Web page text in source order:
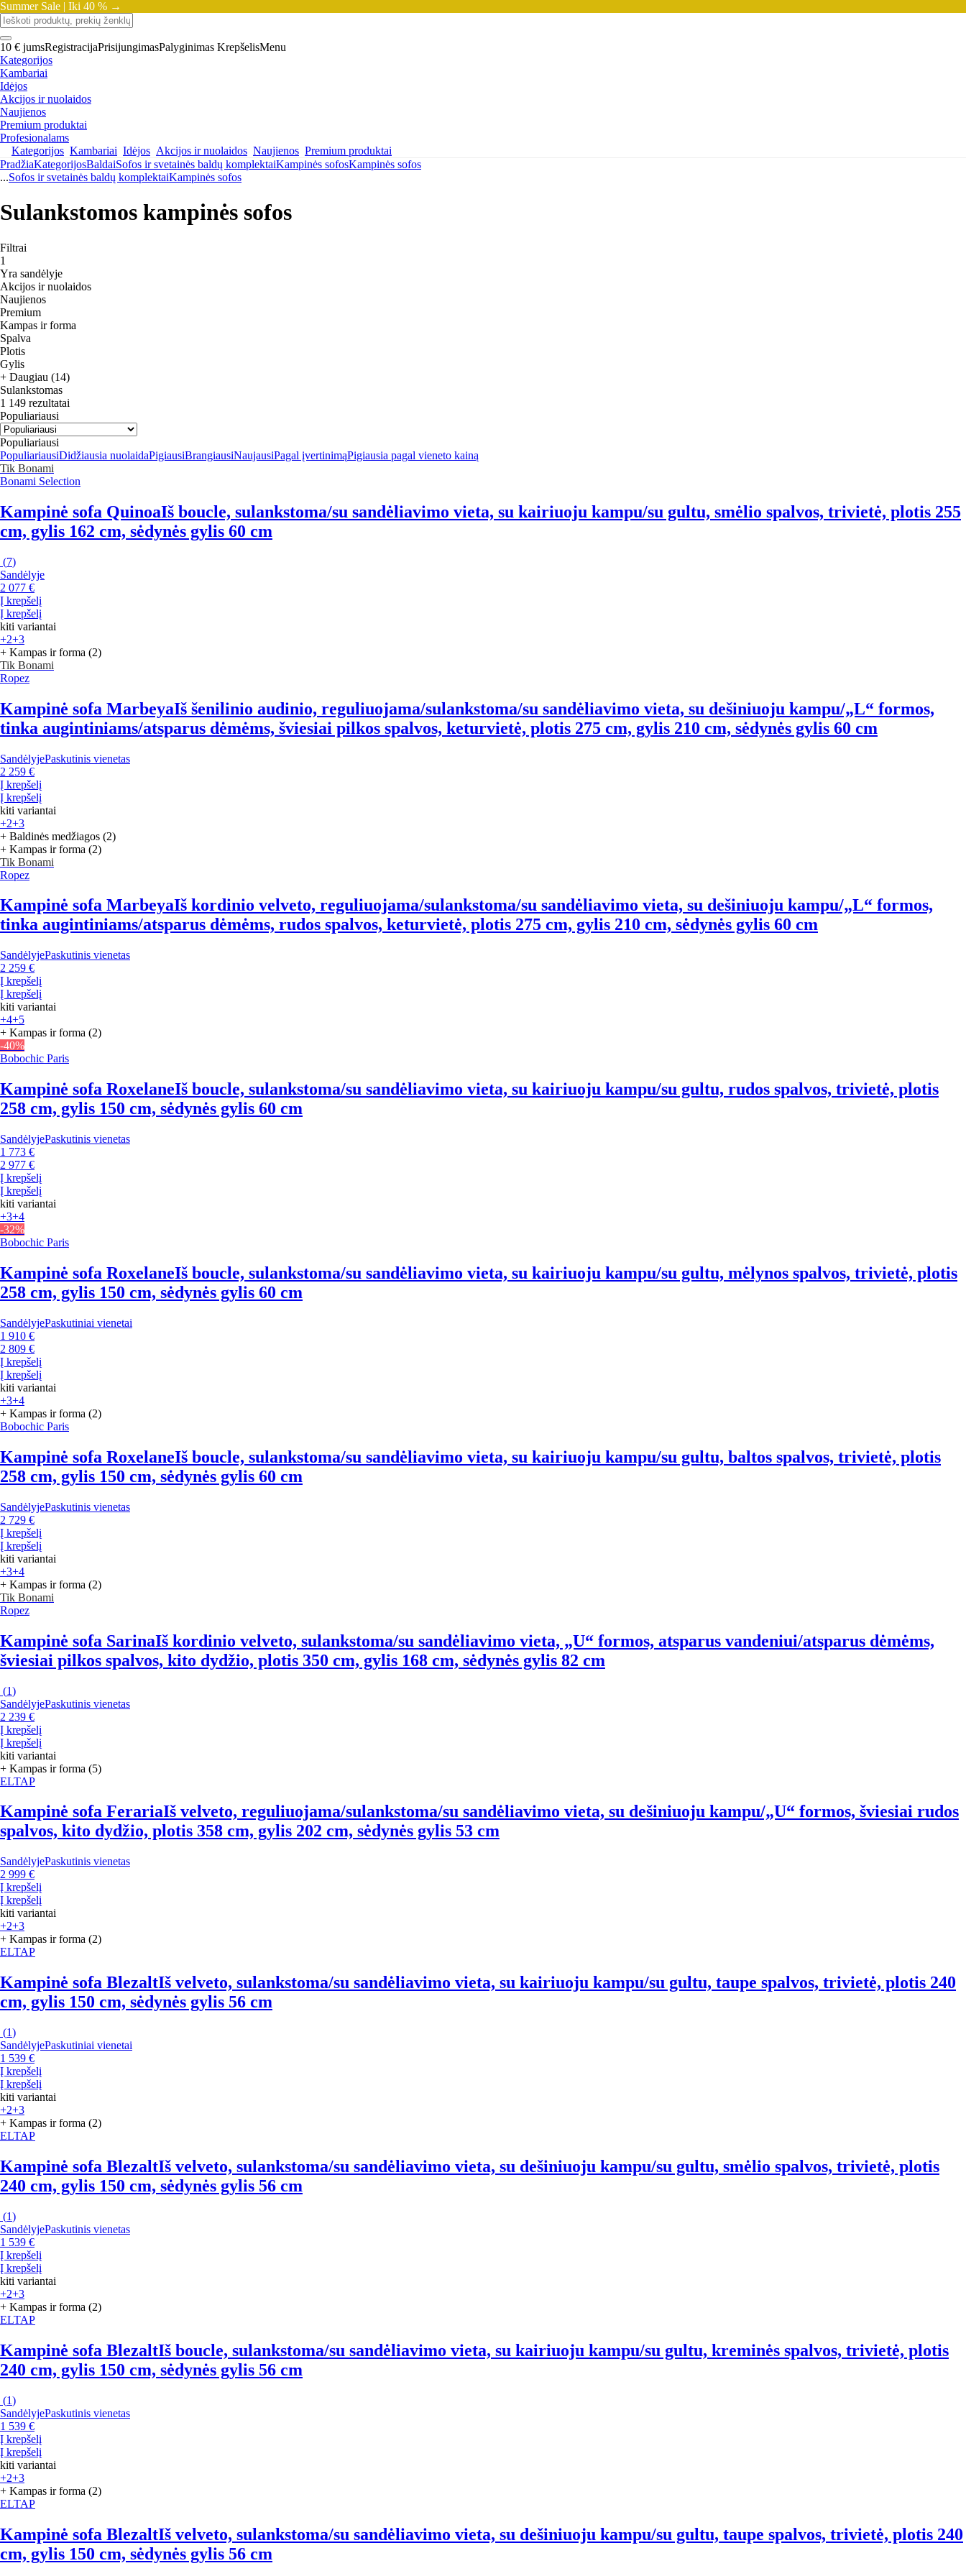
Summer Sale | Iki 40 % →
10 € jumsRegistracijaPrisijungimasPalyginimas KrepšelisMenu
Kategorijos
Kambariai
Idėjos
Akcijos ir nuolaidos
Naujienos
Premium produktai
Profesionalams
Kategorijos Kambariai Idėjos Akcijos ir nuolaidos Naujienos Premium produktai
PradžiaKategorijosBaldaiSofos ir svetainės baldų komplektaiKampinės sofosKampinės sofos
...Sofos ir svetainės baldų komplektaiKampinės sofos
Sulankstomos kampinės sofos
Filtrai
1
Yra sandėlyje
Akcijos ir nuolaidos
Naujienos
Premium
Kampas ir forma
Spalva
Plotis
Gylis
+ Daugiau (14)
Sulankstomas
1 149 rezultatai
Populiariausi
Populiariausi
PopuliariausiDidžiausia nuolaidaPigiausiBrangiausiNaujausiPagal įvertinimąPigiausia pagal vieneto kainą
Tik Bonami
Bonami Selection
Kampinė sofa QuinoaIš boucle, sulankstoma/su sandėliavimo vieta, su kairiuoju kampu/su gultu, smėlio spalvos, trivietė, plotis 255
cm, gylis 162 cm, sėdynės gylis 60 cm
(7)
Sandėlyje
2 077 €
Į krepšelį
Į krepšelį
kiti variantai
+2+3
+ Kampas ir forma (2)
Tik Bonami
Ropez
Kampinė sofa MarbeyaIš šenilinio audinio, reguliuojama/sulankstoma/su sandėliavimo vieta, su dešiniuoju kampu/„L“ formos,
tinka augintiniams/atsparus dėmėms, šviesiai pilkos spalvos, keturvietė, plotis 275 cm, gylis 210 cm, sėdynės gylis 60 cm
SandėlyjePaskutinis vienetas
2 259 €
Į krepšelį
Į krepšelį
kiti variantai
+2+3
+ Baldinės medžiagos (2)
+ Kampas ir forma (2)
Tik Bonami
Ropez
Kampinė sofa MarbeyaIš kordinio velveto, reguliuojama/sulankstoma/su sandėliavimo vieta, su dešiniuoju kampu/„L“ formos,
tinka augintiniams/atsparus dėmėms, rudos spalvos, keturvietė, plotis 275 cm, gylis 210 cm, sėdynės gylis 60 cm
SandėlyjePaskutinis vienetas
2 259 €
Į krepšelį
Į krepšelį
kiti variantai
+4+5
+ Kampas ir forma (2)
-40%
Bobochic Paris
Kampinė sofa RoxelaneIš boucle, sulankstoma/su sandėliavimo vieta, su kairiuoju kampu/su gultu, rudos spalvos, trivietė, plotis
258 cm, gylis 150 cm, sėdynės gylis 60 cm
SandėlyjePaskutinis vienetas
1 773 €
2 977 €
Į krepšelį
Į krepšelį
kiti variantai
+3+4
-32%
Bobochic Paris
Kampinė sofa RoxelaneIš boucle, sulankstoma/su sandėliavimo vieta, su kairiuoju kampu/su gultu, mėlynos spalvos, trivietė, plotis
258 cm, gylis 150 cm, sėdynės gylis 60 cm
SandėlyjePaskutiniai vienetai
1 910 €
2 809 €
Į krepšelį
Į krepšelį
kiti variantai
+3+4
+ Kampas ir forma (2)
Bobochic Paris
Kampinė sofa RoxelaneIš boucle, sulankstoma/su sandėliavimo vieta, su kairiuoju kampu/su gultu, baltos spalvos, trivietė, plotis
258 cm, gylis 150 cm, sėdynės gylis 60 cm
SandėlyjePaskutinis vienetas
2 729 €
Į krepšelį
Į krepšelį
kiti variantai
+3+4
+ Kampas ir forma (2)
Tik Bonami
Ropez
Kampinė sofa SarinaIš kordinio velveto, sulankstoma/su sandėliavimo vieta, „U“ formos, atsparus vandeniui/atsparus dėmėms,
šviesiai pilkos spalvos, kito dydžio, plotis 350 cm, gylis 168 cm, sėdynės gylis 82 cm
(1)
SandėlyjePaskutinis vienetas
2 239 €
Į krepšelį
Į krepšelį
kiti variantai
+ Kampas ir forma (5)
ELTAP
Kampinė sofa FerariaIš velveto, reguliuojama/sulankstoma/su sandėliavimo vieta, su dešiniuoju kampu/„U“ formos, šviesiai rudos
spalvos, kito dydžio, plotis 358 cm, gylis 202 cm, sėdynės gylis 53 cm
SandėlyjePaskutinis vienetas
2 999 €
Į krepšelį
Į krepšelį
kiti variantai
+2+3
+ Kampas ir forma (2)
ELTAP
Kampinė sofa BlezaltIš velveto, sulankstoma/su sandėliavimo vieta, su kairiuoju kampu/su gultu, taupe spalvos, trivietė, plotis 240
cm, gylis 150 cm, sėdynės gylis 56 cm
(1)
SandėlyjePaskutiniai vienetai
1 539 €
Į krepšelį
Į krepšelį
kiti variantai
+2+3
+ Kampas ir forma (2)
ELTAP
Kampinė sofa BlezaltIš velveto, sulankstoma/su sandėliavimo vieta, su dešiniuoju kampu/su gultu, smėlio spalvos, trivietė, plotis
240 cm, gylis 150 cm, sėdynės gylis 56 cm
(1)
SandėlyjePaskutinis vienetas
1 539 €
Į krepšelį
Į krepšelį
kiti variantai
+2+3
+ Kampas ir forma (2)
ELTAP
Kampinė sofa BlezaltIš boucle, sulankstoma/su sandėliavimo vieta, su kairiuoju kampu/su gultu, kreminės spalvos, trivietė, plotis
240 cm, gylis 150 cm, sėdynės gylis 56 cm
(1)
SandėlyjePaskutinis vienetas
1 539 €
Į krepšelį
Į krepšelį
kiti variantai
+2+3
+ Kampas ir forma (2)
ELTAP
Kampinė sofa BlezaltIš velveto, sulankstoma/su sandėliavimo vieta, su dešiniuoju kampu/su gultu, taupe spalvos, trivietė, plotis 240
cm, gylis 150 cm, sėdynės gylis 56 cm